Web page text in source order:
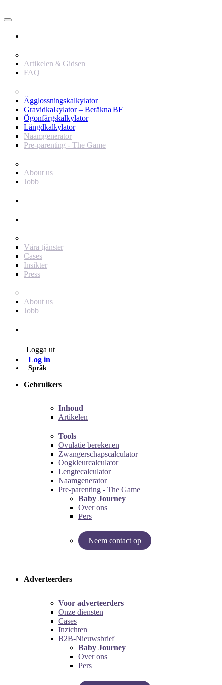
Artikelen & Gidsen
FAQ
Ägglossningskalkylator
Gravidkalkylator – Beräkna BF
Ögonfärgskalkylator
Längdkalkylator
Naamgenerator
Pre-parenting - The Game
About us
Jobb
Våra tjänster
Cases
Insikter
Press
About us
Jobb
Logga ut
Log in
Språk
Gebruikers
Inhoud
Artikelen
Tools
Ovulatie berekenen
Zwangerschapscalculator
Oogkleurcalculator
Lengtecalculator
Naamgenerator
Pre-parenting - The Game
Baby Journey
Over ons
Pers
Neem contact op
Try our pregnancy calculator!
Adverteerders
Voor adverteerders
Onze diensten
Cases
Inzichten
B2B-Nieuwsbrief
Baby Journey
Over ons
Pers